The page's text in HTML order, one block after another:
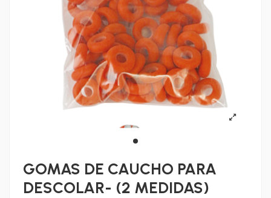
GOMAS DE CAUCHO PARA
DESCOLAR- (2 MEDIDAS)